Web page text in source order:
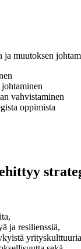
muutoksen
vahvistaminen
oppimista
ja resilienssiä,